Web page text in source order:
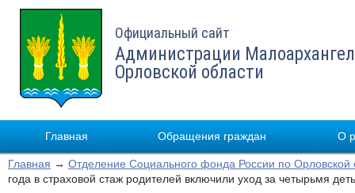
Официальный сайт
Администрации
Орловской области
Главная Обращения граждан О
Главная → Отделение Социального фонда России по Орловской
года в страховой стаж родителей включили уход за четырьмя